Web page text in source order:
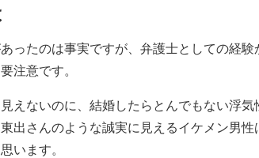
ったのは事実ですが、弁護士としての経験
注意です。
えないのに、結婚したらとんでもない浮気
出さんのような誠実に見えるイケメン男性
います。